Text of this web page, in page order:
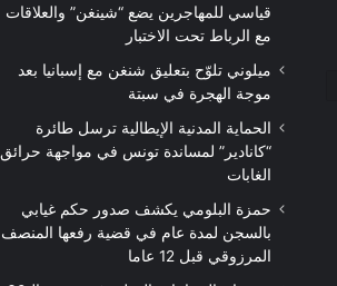
قياسي للمهاجرين يضع “شينغن” والعلاقات
مع الرباط تحت الاختبار
ميلوني تلوّح بتعليق شنغن مع إسبانيا بعد
موجة الهجرة في سبتة
الحماية المدنية الإيطالية ترسل طائرة
“كانادير” لمساندة تونس في مواجهة حرائق
الغابات
حمزة البلومي يكشف صدور حكم غيابي
بالسجن لمدة عام في قضية رفعها المنصف
المرزوقي قبل 12 عاما